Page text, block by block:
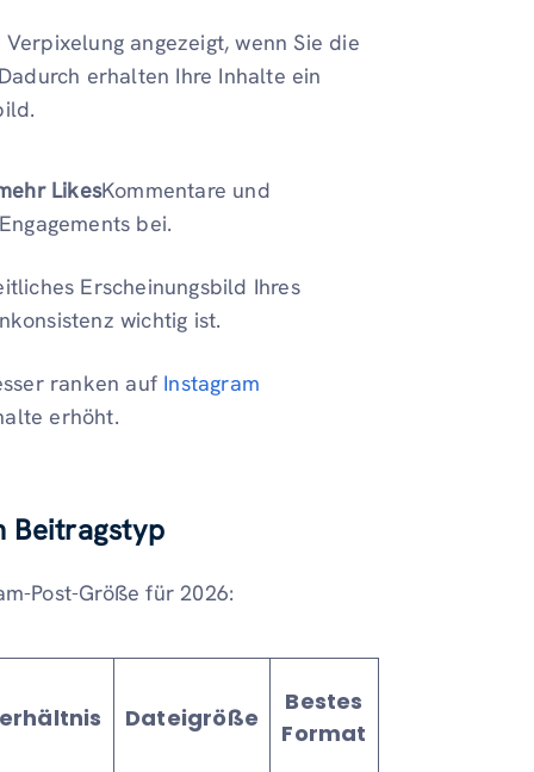
angezeigt, wenn Sie die
Dadurch erhalten Ihre Inhalte ein
LikesKommentare und
bei.
Erscheinungsbild Ihres
wichtig ist.
ranken auf Instagram
erhöht.
Beitragstyp
Post-Größe für 2026:
Dateigröße
Bestes
Format